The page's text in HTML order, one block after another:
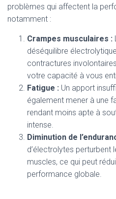
problèmes qui affectent la
notamment :
Crampes musculaires :
déséquilibre
contractures
votre capacité à vous
Fatigue : Un apport
également mener à une
rendant moins apte à
intense.
Diminution de
d’électrolytes perturbent
muscles, ce qui peut
performance globale.